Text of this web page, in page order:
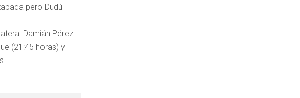
pero Dudú
Damián Pérez
(21:45 horas) y